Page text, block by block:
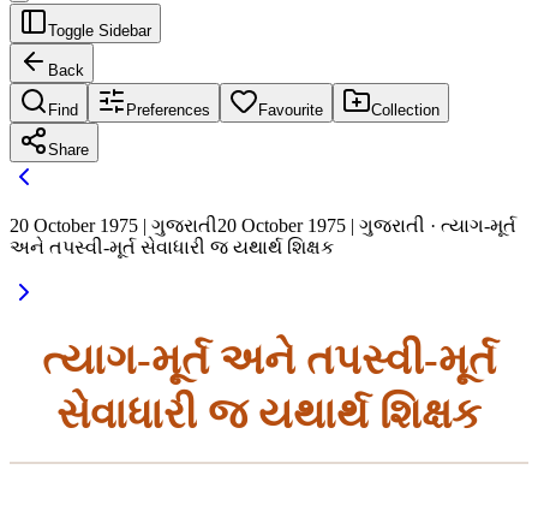
Toggle Sidebar
Back
Find Preferences Favourite Collection
Share
20 October 1975 | ગુજરાતી20 October 1975 | ગુજરાતી · ત્યાગ-મૂર્ત
અને તપસ્વી-મૂર્ત સેવાધારી જ યથાર્થ શિક્ષક
ત્યાગ-મૂર્ત અને તપસ્વી-મૂર્ત
સેવાધારી જ યથાર્થ શિક્ષક